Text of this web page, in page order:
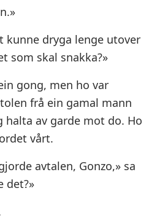
kunne dryga lenge utover
som skal snakka?»
gong, men ho var
frå ein gamal mann
halta av garde mot do. Ho
vårt.
avtalen, Gonzo,» sa
det?»